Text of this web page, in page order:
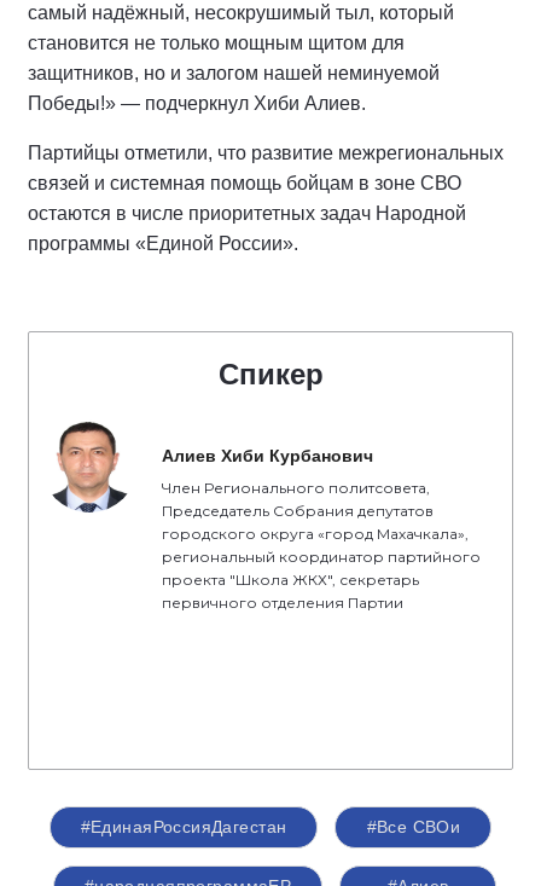
самый надёжный, несокрушимый тыл, который
становится не только мощным щитом для
защитников, но и залогом нашей неминуемой
Победы!» — подчеркнул Хиби Алиев.
Партийцы отметили, что развитие межрегиональных
связей и системная помощь бойцам в зоне СВО
остаются в числе приоритетных задач Народной
программы «Единой России».
Спикер
Алиев Хиби Курбанович
Член Регионального политсовета,
Председатель Собрания депутатов
городского округа «город Махачкала»,
региональный координатор партийного
проекта "Школа ЖКХ", секретарь
первичного отделения Партии
#ЕдинаяРоссияДагестан #Все СВОи